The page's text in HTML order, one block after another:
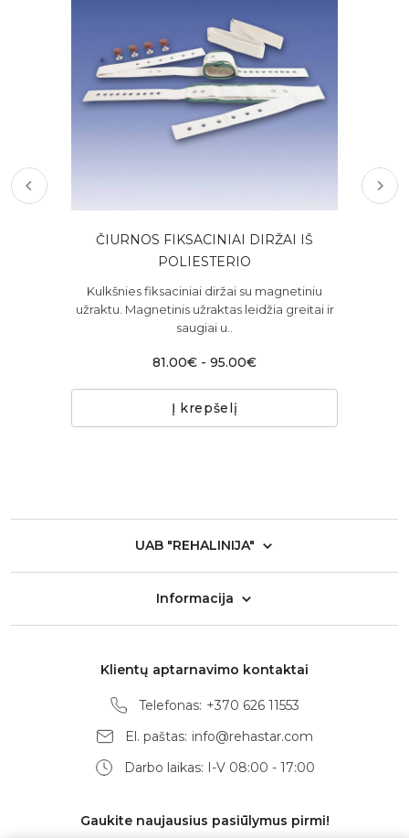
ČIURNOS FIKSACINIAI DIRŽAI IŠ
POLIESTERIO
Kulkšnies fiksaciniai diržai su magnetiniu
užraktu. Magnetinis užraktas leidžia greitai ir
saugiai u..
81.00€ - 95.00€
Į krepšelį
UAB "REHALINIJA"
Informacija
Klientų aptarnavimo kontaktai
Telefonas: +370 626 11553
El. paštas: info@rehastar.com
Darbo laikas: I-V 08:00 - 17:00
Gaukite naujausius pasiūlymus pirmi!